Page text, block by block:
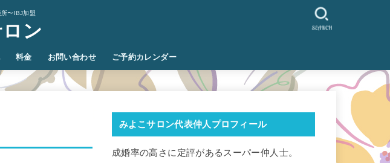
〜IBJ加盟
ン
料金 お問い合わせ ご予約カレンダー
SEARCH
みよこサロン代表仲人プロフィール
成婚率の高さに定評があるスーパー仲人士。